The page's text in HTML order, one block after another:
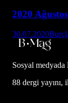
2020
30.07.2020
Sosyal medyada
88 dergi yayını,